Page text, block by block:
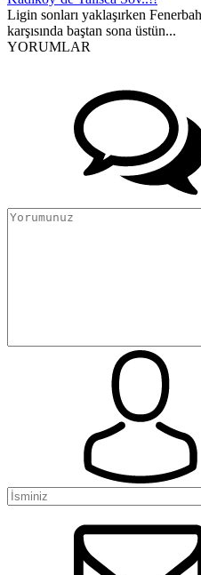
Ligin sonları yaklaşırken
karşısında baştan sona üstün...
YORUMLAR